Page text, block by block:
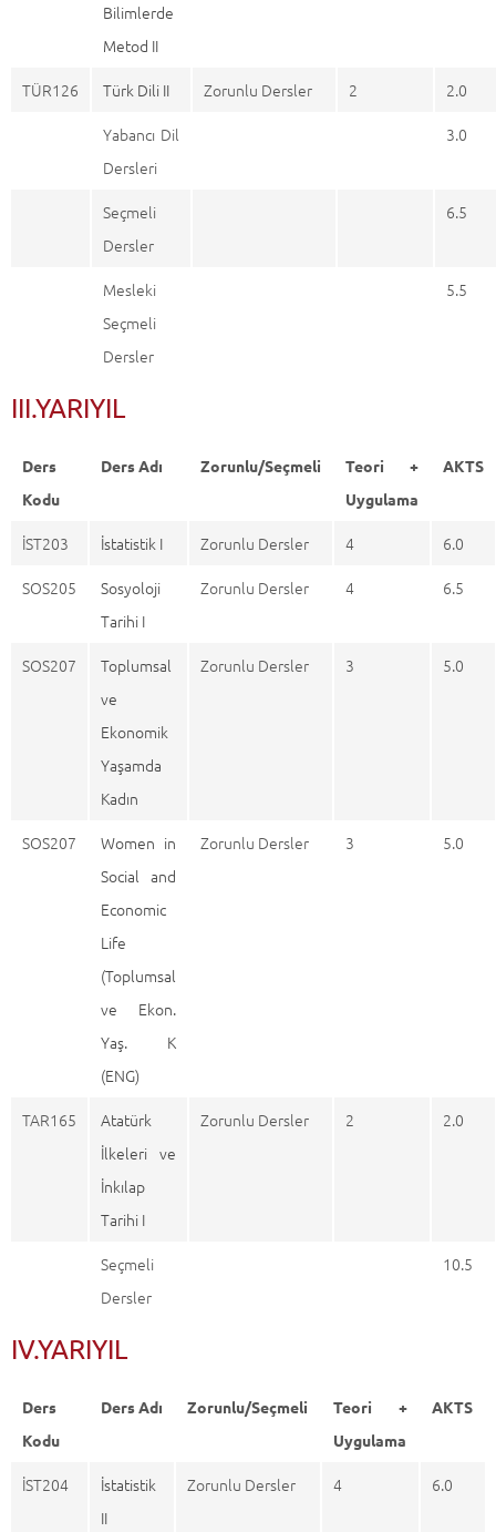
Bilimlerde
Metod II
TÜR126 Türk Dili II Zorunlu Dersler 2
2.0
Yabancı Dil
Dersleri
3.0
Seçmeli
Dersler
6.5
Mesleki
Seçmeli
Dersler
5.5
III.YARIYIL
Ders
Kodu
Ders Adı Zorunlu/Seçmeli
Teori +
Uygulama
AKTS
İST203 İstatistik I Zorunlu Dersler 4
6.0
SOS205
Sosyoloji
Tarihi I
Zorunlu Dersler 4 6.5
SOS207
Toplumsal
ve
Ekonomik
Yaşamda
Kadın
Zorunlu Dersler 3 5.0
SOS207
Women in
Social and
Economic
Life
(Toplumsal
ve Ekon.
Yaş. K
(ENG)
Zorunlu Dersler 3 5.0
TAR165
Atatürk
İlkeleri ve
İnkılap
Tarihi I
Zorunlu Dersler 2 2.0
Seçmeli
Dersler
10.5
IV.YARIYIL
Ders
Kodu
Ders Adı Zorunlu/Seçmeli
Teori +
Uygulama
AKTS
İST204
İstatistik
II
Zorunlu Dersler 4 6.0